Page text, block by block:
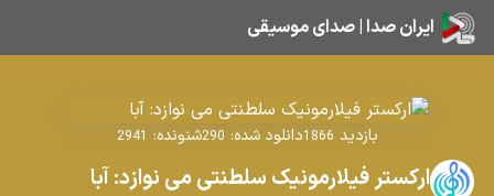
ایران صدا | صدای موسیقی
بازدید 1866دانلود شده: 290شنونده: 2941
ارکستر فیلارمونیک سلطنتی می نوازد: آبا